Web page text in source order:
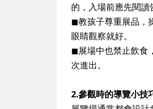
的，入場前應先閱讀
◼教孩子尊重展品，
眼睛觀察就好。
◼展場中也禁止飲食
次進出。
2.參觀時的導覽小技